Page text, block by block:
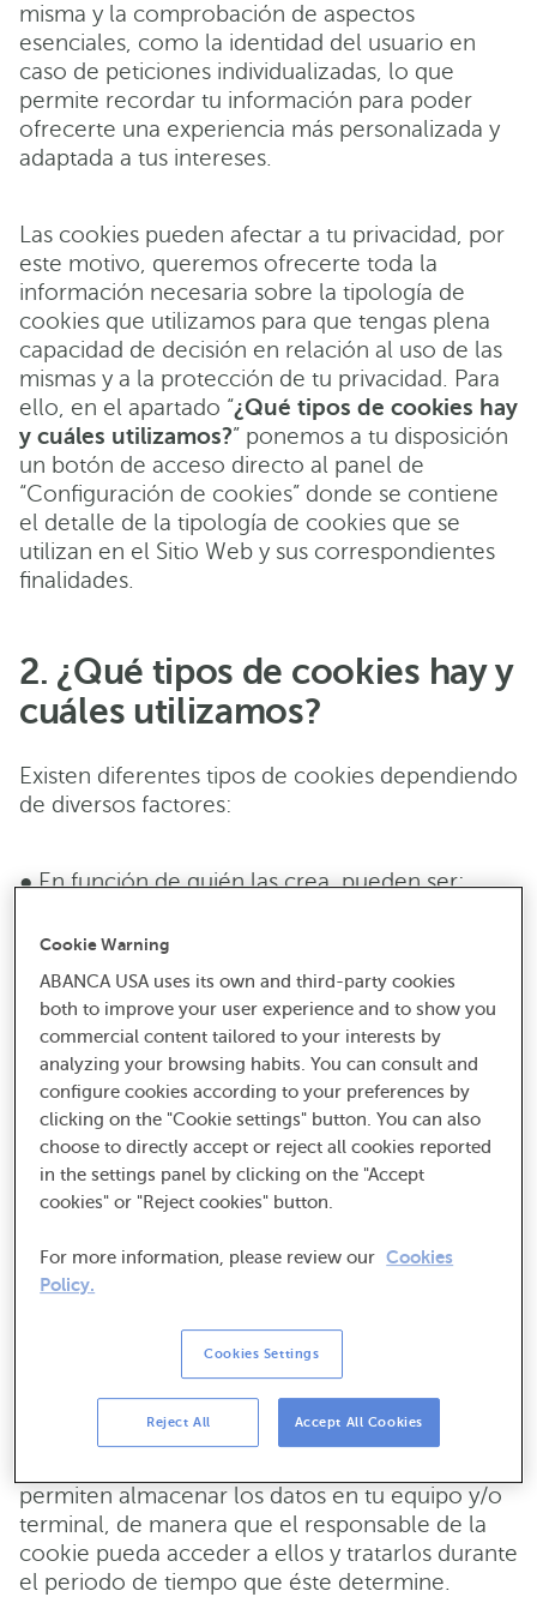
misma y la comprobación de aspectos
esenciales, como la identidad del usuario en
caso de peticiones individualizadas, lo que
permite recordar tu información para poder
ofrecerte una experiencia más personalizada y
adaptada a tus intereses.
Las cookies pueden afectar a tu privacidad, por
este motivo, queremos ofrecerte toda la
información necesaria sobre la tipología de
cookies que utilizamos para que tengas plena
capacidad de decisión en relación al uso de las
mismas y a la protección de tu privacidad. Para
ello, en el apartado “¿Qué tipos de cookies hay
y cuáles utilizamos?” ponemos a tu disposición
un botón de acceso directo al panel de
“Configuración de cookies” donde se contiene
el detalle de la tipología de cookies que se
utilizan en el Sitio Web y sus correspondientes
finalidades.
2. ¿Qué tipos de cookies hay y
cuáles utilizamos?
Existen diferentes tipos de cookies dependiendo
de diversos factores:
● En función de quién las crea, pueden ser:
Cookies propias
gestionadas por el titular del Sitio Web.
Cookies de terceros: son aquellas
administradas por un tercero diferente y ajeno
al titular del Sitio Web.
● En función de su duración, pueden ser:
Cookies de sesión
que accedes al Sitio Web. Como indica su
nombre, estas cookies son temporales, por lo
permiten almacenar los datos en tu equipo y/o
terminal, de manera que el responsable de la
cookie pueda acceder a ellos y tratarlos durante
el periodo de tiempo que éste determine.
Cookie Warning
ABANCA USA uses its own and third-party cookies
both to improve your user experience and to show you
commercial content tailored to your interests by
analyzing your browsing habits. You can consult and
configure cookies according to your preferences by
clicking on the "Cookie settings" button. You can also
choose to directly accept or reject all cookies reported
in the settings panel by clicking on the "Accept
cookies" or "Reject cookies" button.
For more information, please review our Cookies
Policy.
Cookies Settings
Reject All Accept All Cookies